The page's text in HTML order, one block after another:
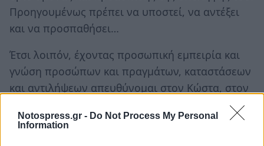
Notospress.gr - Do Not Process My Personal
Information
Προηγουμένως πρέπει να υποστεί, να αντέξει
και να προσπαθήσει…
Έτσι λοιπόν, έχοντας προσωπική εμπειρία και
γνώση προσώπων και πραγμάτων, καταστάσεων
και αντιλήψεων απευθύνομαι στον Κώστα, στον
Δημήτρη, στον Γιώργο, στον Ηλία, στη Βάσω,
στην Πολυξένη, στον Βαγγέλη, στην Αναστασία